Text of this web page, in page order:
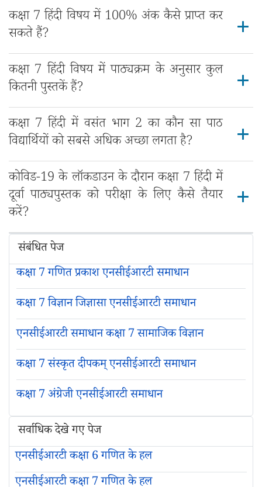
कक्षा 7 हिंदी विषय में 100% अंक कैसे प्राप्त कर
सकते हैं?
कक्षा 7 हिंदी विषय में पाठ्यक्रम के अनुसार कुल
कितनी पुस्तकें हैं?
कक्षा 7 हिंदी में वसंत भाग 2 का कौन सा पाठ
विद्यार्थियों को सबसे अधिक अच्छा लगता है?
कोविड-19 के लॉकडाउन के दौरान कक्षा 7 हिंदी में
दूर्वा पाठ्यपुस्तक को परीक्षा के लिए कैसे तैयार
करें?
संबंधित पेज
कक्षा 7 गणित प्रकाश एनसीईआरटी समाधान
कक्षा 7 विज्ञान जिज्ञासा एनसीईआरटी समाधान
एनसीईआरटी समाधान कक्षा 7 सामाजिक विज्ञान
कक्षा 7 संस्कृत दीपकम् एनसीईआरटी समाधान
कक्षा 7 अंग्रेजी एनसीईआरटी समाधान
सर्वाधिक देखे गए पेज
एनसीईआरटी कक्षा 6 गणित के हल
एनसीईआरटी कक्षा 7 गणित के हल